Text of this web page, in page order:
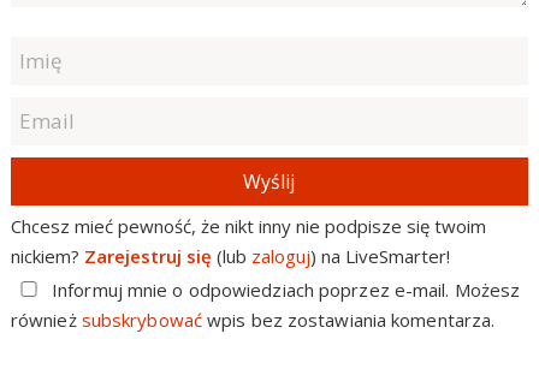
Wyślij
Chcesz mieć pewność, że nikt inny nie podpisze się twoim
nickiem? Zarejestruj się (lub zaloguj) na LiveSmarter!
Informuj mnie o odpowiedziach poprzez e-mail. Możesz
również subskrybowaćwpis bez zostawiania komentarza.